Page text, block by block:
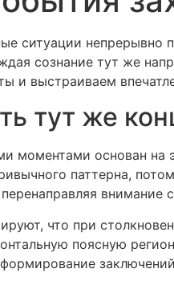
ситуации
сознание тут же
и выстраиваем
тут же
моментами основан
паттерна,
внимание
что при
поясную